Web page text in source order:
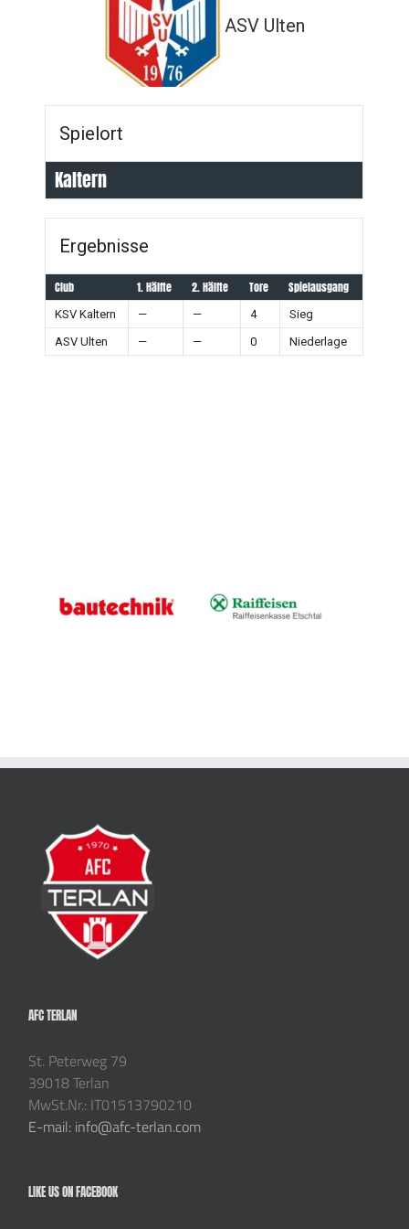
ASV Ulten
Spielort
Kaltern
Ergebnisse
Club 1. Hälfte 2. Hälfte Tore Spielausgang
KSV Kaltern — — 4
Sieg
ASV Ulten
— — 0 Niederlage
AFC TERLAN
St. Peterweg 79
39018 Terlan
MwSt.Nr.: IT01513790210
E-mail: info@afc-terlan.com
LIKE US ON FACEBOOK